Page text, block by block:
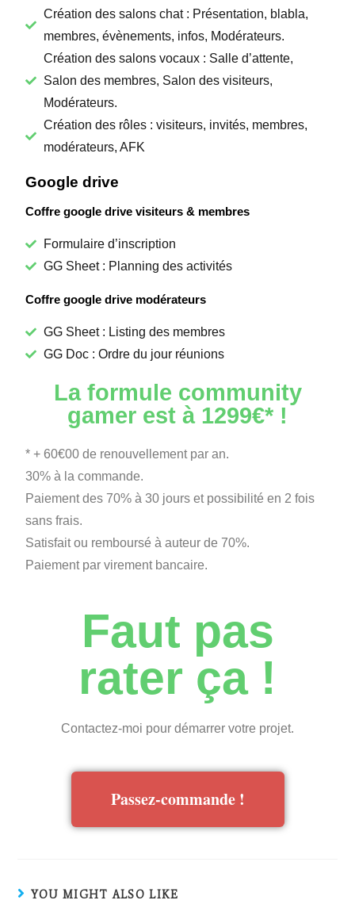
Création des salons chat : Présentation, blabla,
membres, évènements, infos, Modérateurs.
Création des salons vocaux : Salle d’attente,
Salon des membres, Salon des visiteurs,
Modérateurs.
Création des rôles : visiteurs, invités, membres,
modérateurs, AFK
Google drive
Coffre google drive visiteurs & membres
Formulaire d’inscription
GG Sheet : Planning des activités
Coffre google drive modérateurs
GG Sheet : Listing des membres
GG Doc : Ordre du jour réunions
La formule community
gamer est à 1299€* !
* + 60€00 de renouvellement par an.
30% à la commande.
Paiement des 70% à 30 jours et possibilité en 2 fois
sans frais.
Satisfait ou remboursé à auteur de 70%.
Paiement par virement bancaire.
Faut pas
rater ça !
Contactez-moi pour démarrer votre projet.
Passez-commande !
YOU MIGHT ALSO LIKE